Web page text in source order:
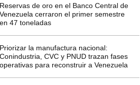
de oro en el Banco Central de
cerraron el primer semestre
47 toneladas
la manufactura nacional:
CVC y PNUD trazan fases
para reconstruir a Venezuela